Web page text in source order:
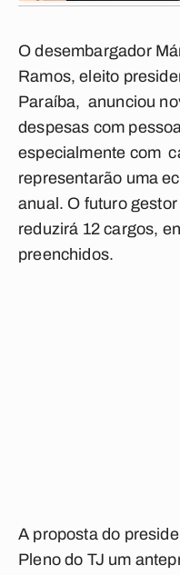
O desembargador
Ramos, eleito
Paraíba, anunciou
despesas com
especialmente com
representarão uma
anual. O futuro
reduzirá 12 cargos,
preenchidos.
A proposta do
Pleno do TJ um